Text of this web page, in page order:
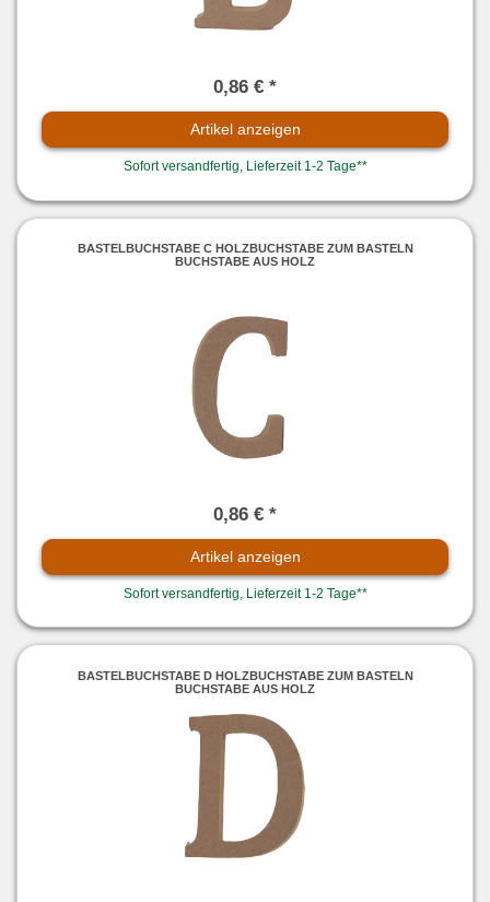
0,86 € *
Artikel anzeigen
Sofort versandfertig, Lieferzeit 1-2 Tage**
BASTELBUCHSTABE C HOLZBUCHSTABE ZUM BASTELN
BUCHSTABE AUS HOLZ
0,86 € *
Artikel anzeigen
Sofort versandfertig, Lieferzeit 1-2 Tage**
BASTELBUCHSTABE D HOLZBUCHSTABE ZUM BASTELN
BUCHSTABE AUS HOLZ